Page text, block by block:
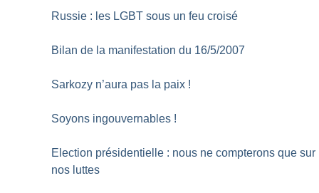
Russie : les LGBT sous un feu croisé
Bilan de la manifestation du 16/5/2007
Sarkozy n’aura pas la paix !
Soyons ingouvernables !
Election présidentielle : nous ne compterons que sur
nos luttes